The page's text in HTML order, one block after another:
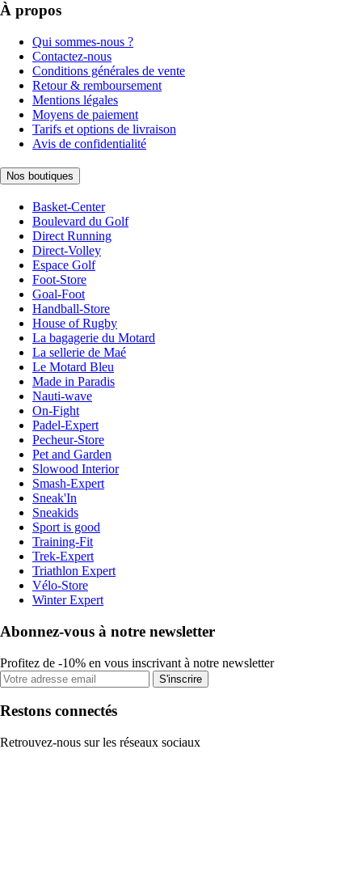
À propos
Qui sommes-nous ?
Contactez-nous
Conditions générales de vente
Retour & remboursement
Mentions légales
Moyens de paiement
Tarifs et options de livraison
Avis de confidentialité
Nos boutiques
Basket-Center
Boulevard du Golf
Direct Running
Direct-Volley
Espace Golf
Foot-Store
Goal-Foot
Handball-Store
House of Rugby
La bagagerie du Motard
La sellerie de Maé
Le Motard Bleu
Made in Paradis
Nauti-wave
On-Fight
Padel-Expert
Pecheur-Store
Pet and Garden
Slowood Interior
Smash-Expert
Sneak'In
Sneakids
Sport is good
Training-Fit
Trek-Expert
Triathlon Expert
Vélo-Store
Winter Expert
Abonnez-vous à notre newsletter
Profitez de -10% en vous inscrivant à notre newsletter
S'inscrire
Restons connectés
Retrouvez-nous sur les réseaux sociaux